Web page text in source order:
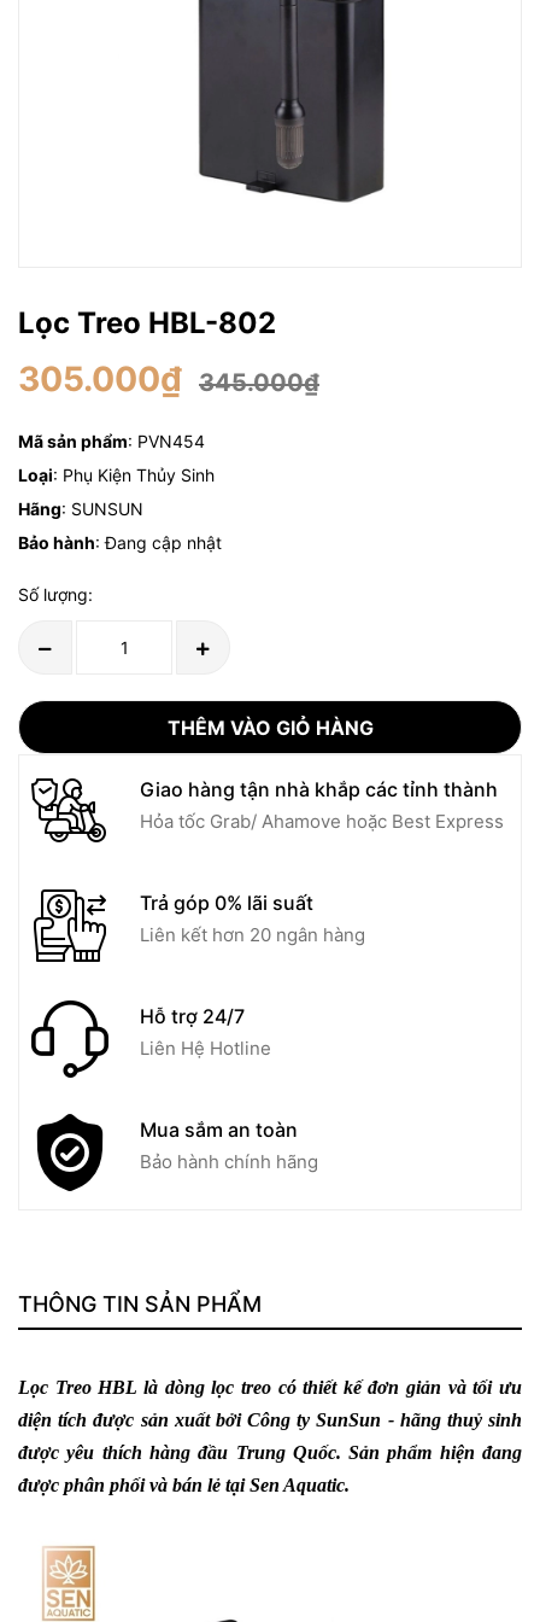
Lọc Treo HBL-802
305.000₫ 345.000₫
Mã sản phẩm: PVN454
Loại: Phụ Kiện Thủy Sinh
Hãng: SUNSUN
Bảo hành: Đang cập nhật
Số lượng:
THÊM VÀO GIỎ HÀNG
Giao hàng tận nhà khắp các tỉnh thành
Hỏa tốc Grab/ Ahamove hoặc Best Express
Trả góp 0% lãi suất
Liên kết hơn 20 ngân hàng
Hỗ trợ 24/7
Liên Hệ Hotline
Mua sắm an toàn
Bảo hành chính hãng
THÔNG TIN SẢN PHẨM
Lọc Treo HBL là dòng lọc treo có thiết kế đơn giản và tối ưu
diện tích được sản xuất bởi Công ty SunSun - hãng thuỷ sinh
được yêu thích hàng đầu Trung Quốc. Sản phẩm hiện đang
được phân phối và bán lẻ tại Sen Aquatic.